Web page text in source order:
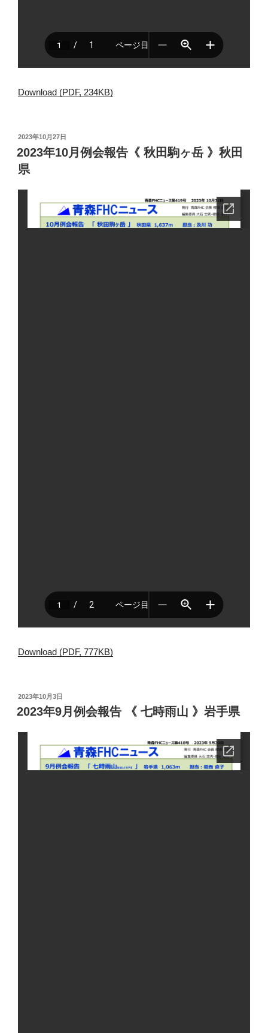
Download (PDF, 234KB)
投
稿
日:
2023年10月27日
2023年10月例会報告《 秋田駒ヶ岳 》秋田
県
Download (PDF, 777KB)
投
稿
日:
2023年10月3日
2023年9月例会報告 《 七時雨山 》岩手県